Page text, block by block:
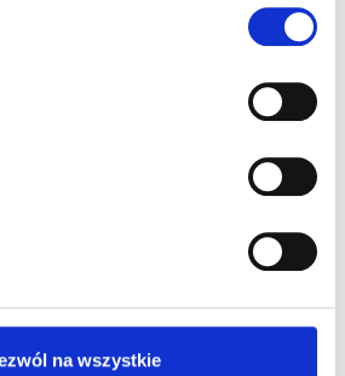
na wszystkie
na ulicy Dworcowej.